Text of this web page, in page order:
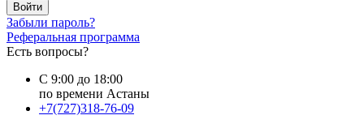
Войти
Забыли пароль?
Реферальная программа
Есть вопросы?
С 9:00 до 18:00
по времени Астаны
+7(727)318-76-09